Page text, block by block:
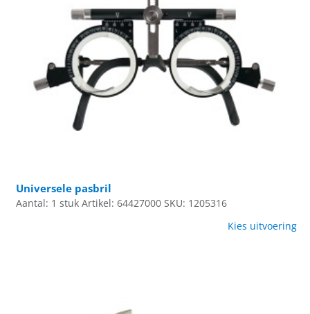
Universele pasbril
Aantal: 1 stuk Artikel: 64427000 SKU: 1205316
Kies uitvoering